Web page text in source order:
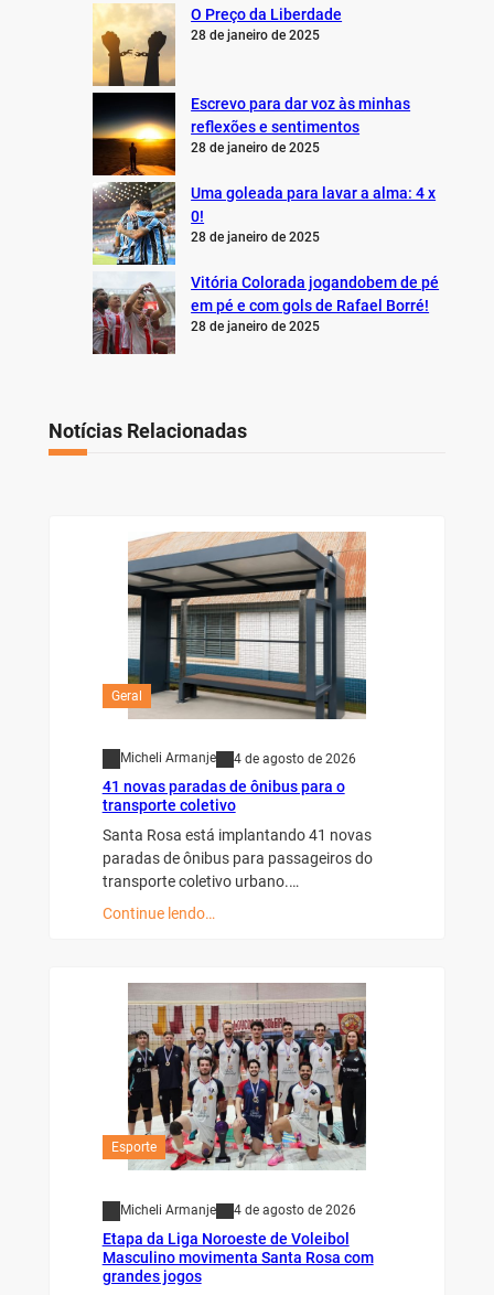
O Preço da Liberdade
28 de janeiro de 2025
Escrevo para dar voz às minhas
reflexões e sentimentos
28 de janeiro de 2025
Uma goleada para lavar a alma: 4 x
0!
28 de janeiro de 2025
Vitória Colorada jogandobem de pé
em pé e com gols de Rafael Borré!
28 de janeiro de 2025
Notícias Relacionadas
Geral
Micheli Armanje 4 de agosto de 2026
41 novas paradas de ônibus para o
transporte coletivo
Santa Rosa está implantando 41 novas
paradas de ônibus para passageiros do
transporte coletivo urbano.…
Continue lendo…
Esporte
Micheli Armanje 4 de agosto de 2026
Etapa da Liga Noroeste de Voleibol
Masculino movimenta Santa Rosa com
grandes jogos